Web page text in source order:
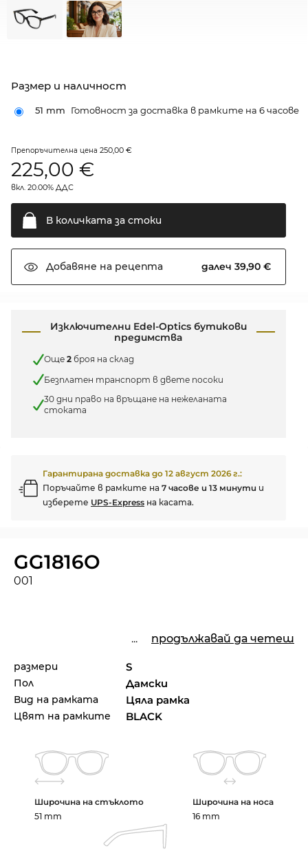
Размер и наличност
51 mm Готовност за доставка в рамките на 6 часове
Препоръчителна цена 250,00 €
225,00 €
вкл. 20.00% ДДС
В количката за стоки
Добавяне на рецепта далеч 39,90 €
Изключителни Edel-Optics бутикови
предимства
Още 2 броя на склад
Безплатен транспорт в двете посоки
30 дни право на връщане на нежеланата
стоката
Гарантирана доставка до 12 август 2026 г.:
Поръчайте в рамките на 7 часове и 13 минути и
изберете UPS-Express на касата.
GG1816O
001
... продължавай да четеш
размери S
Пол Дамски
Вид на рамката Цяла рамка
Цвят на рамките BLACK
Широчина на стъклото
51 mm
Широчина на носа
16 mm